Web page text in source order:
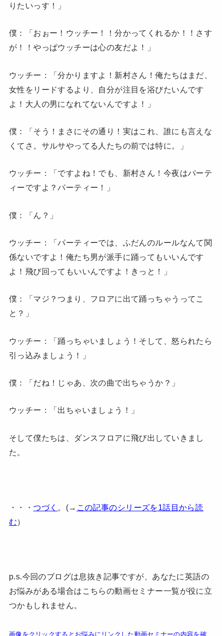
りたいっす！」
僕：「おぉー！ウッチー！！分かってくれるか！！さす
が！！やっぱウッチーは心の友だよ！」
ウッチー：「分かりますよ！新村さん！俺たちはまだ、
女性をリードするより、自分が注目を浴びたいんです
よ！大人の男になれてないんですよ！」
僕：「そう！まさにその通り！実はこれ、誰にも言えな
くてさ。サルサやってる人たちの前では特に。」
ウッチー：「ですよね！でも、新村さん！今夜はパーテ
ィーですよ？パーティー！」
僕：「ん？」
ウッチー：「パーティーでは、ふだんのルールなんて関
係ないですよ！俺たち男が派手に踊ってもいいんです
よ！飛び回ってもいいんですよ！きっと！」
僕：「マジ？つまり、フロアに出て踊っちゃうってこ
と？」
ウッチー：「踊っちゃいましょう！そして、怒られたら
引っ込みましょう！」
僕：「だね！じゃあ、次の曲で出ちゃうか？」
ウッチー：「出ちゃいましょう！」
そして僕たちは、ダンスフロアに飛び出していきまし
た。
・・・つづく 。(→ この記事のシリーズを1話目から読
む）
p.s.今回のブログは息抜き記事ですが、あなたに英語の
お悩みがある場合はこちらの動画セミナー一覧が役に立
つかもしれません。
画像をクリックするとお悩みにリンクした動画セミナーの内容を確